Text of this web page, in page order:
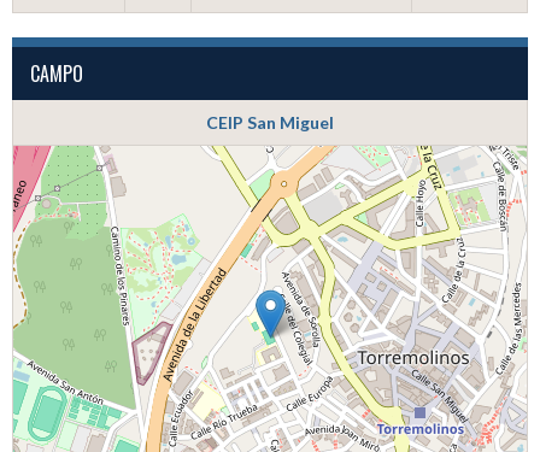
CAMPO
CEIP San Miguel